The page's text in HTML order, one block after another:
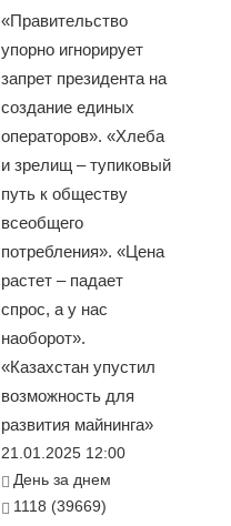
«Правительство
упорно игнорирует
запрет президента на
создание единых
операторов». «Хлеба
и зрелищ – тупиковый
путь к обществу
всеобщего
потребления». «Цена
растет – падает
спрос, а у нас
наоборот».
«Казахстан упустил
возможность для
развития майнинга»
21.01.2025 12:00
День за днем
1118 (39669)